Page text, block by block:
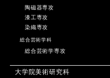
陶磁器専攻
漆工専攻
染織専攻
総合芸術学科
総合芸術学専攻
大学院美術研究科